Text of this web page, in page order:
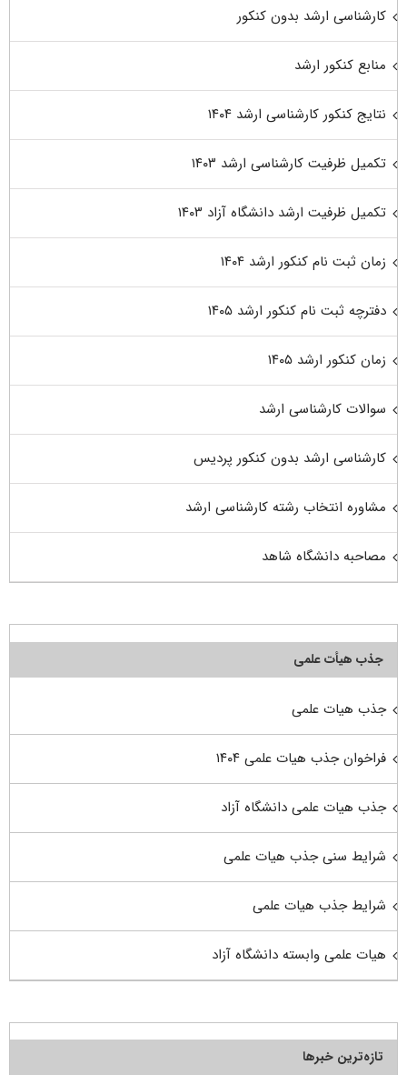
کارشناسی ارشد بدون کنکور
منابع کنکور ارشد
نتایج کنکور کارشناسی ارشد ۱۴۰۴
تکمیل ظرفیت کارشناسی ارشد ۱۴۰۳
تکمیل ظرفیت ارشد دانشگاه آزاد ۱۴۰۳
زمان ثبت نام کنکور ارشد ۱۴۰۴
دفترچه ثبت نام کنکور ارشد ۱۴۰۵
زمان کنکور ارشد ۱۴۰۵
سوالات کارشناسی ارشد
کارشناسی ارشد بدون کنکور پردیس
مشاوره انتخاب رشته کارشناسی ارشد
مصاحبه دانشگاه شاهد
جذب هیأت علمی
جذب هیات علمی
فراخوان جذب هیات علمی ۱۴۰۴
جذب هیات علمی دانشگاه آزاد
شرایط سنی جذب هیات علمی
شرایط جذب هیات علمی
هیات علمی وابسته دانشگاه آزاد
تازه‌ترین خبرها